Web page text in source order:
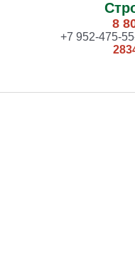
8
+7 952-475-